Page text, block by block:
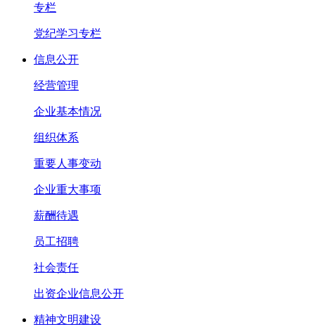
专栏
党纪学习专栏
信息公开
经营管理
企业基本情况
组织体系
重要人事变动
企业重大事项
薪酬待遇
员工招聘
社会责任
出资企业信息公开
精神文明建设